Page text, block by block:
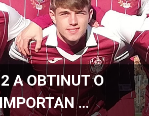
A OBTINUT O
…